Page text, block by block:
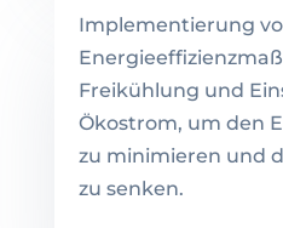
Implementierung
Freikühlung und
Ökostrom, um den
zu minimieren und
zu senken.